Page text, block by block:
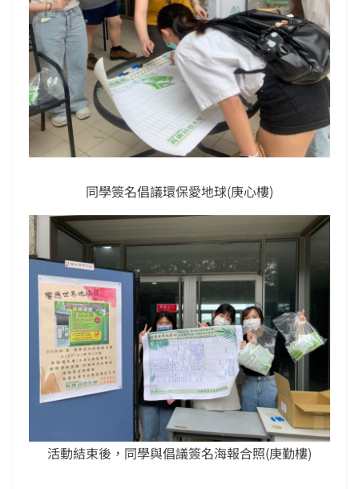
同學簽名倡議環保愛地球(庚心樓)
活動結束後，同學與倡議簽名海報合照(庚勤樓)